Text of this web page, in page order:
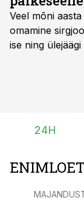
Veel mõni
omamine
ise ning
24H